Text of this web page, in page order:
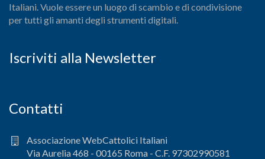
Italiani. Vuole essere un luogo di scambio e di condivisione
per tutti gli amanti degli strumenti digitali.
Iscriviti alla Newsletter
Contatti
Associazione WebCattolici Italiani
Via Aurelia 468 - 00165 Roma - C.F. 97302990581